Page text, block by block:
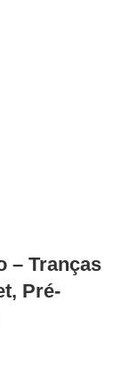
– Tranças
Pré-